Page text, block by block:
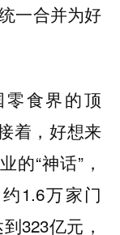
一合并为好
食界的顶
着，好想来
的“神话”，
1.6万家门
323亿元，